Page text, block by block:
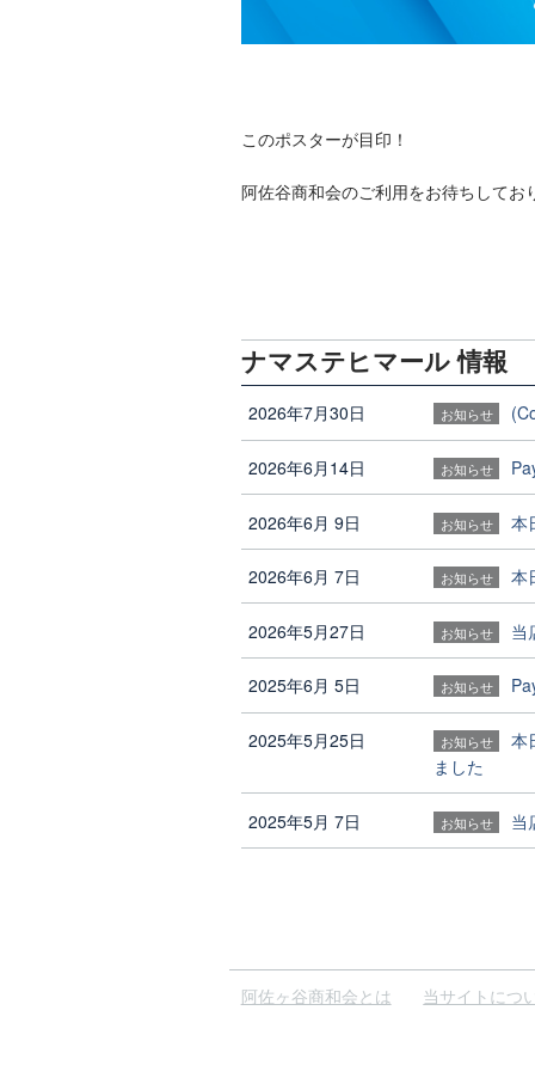
このポスターが目印！
阿佐谷商和会のご利用をお待ちしてお
ナマステヒマール 情報
2026年7月30日 お知らせ
2026年6月14日 お知らせ
2026年6月 9日 お知らせ 本
2026年6月 7日 お知らせ 本
2026年5月27日 お知らせ 当
2025年6月 5日 お知らせ
2025年5月25日 お知らせ
本
ました
2025年5月 7日 お知らせ 当
阿佐ヶ谷商和会とは 当サイトにつ